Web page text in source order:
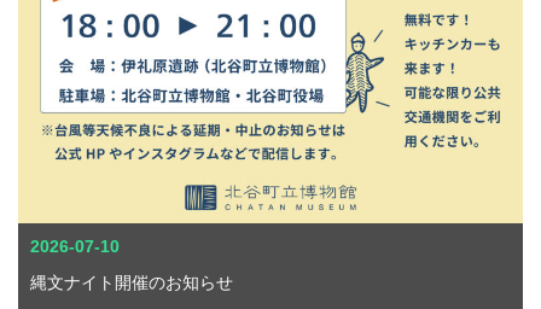
2026-07-10
縄文ナイト開催のお知らせ